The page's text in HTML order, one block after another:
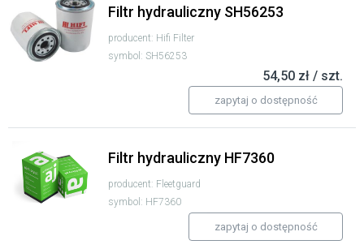
Filtr hydrauliczny SH56253
producent: Hifi Filter
symbol: SH56253
54,50 zł / szt.
zapytaj o dostępność
Filtr hydrauliczny HF7360
producent: Fleetguard
symbol: HF7360
zapytaj o dostępność